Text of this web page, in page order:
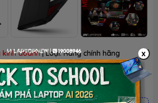
kinh doanh | Loại:Hàng chính hãng
NHẤT TRONG NĂM
x